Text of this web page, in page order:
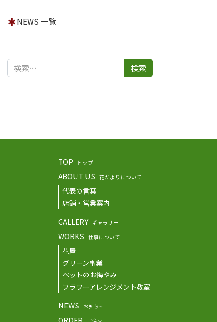
NEWS 一覧
検索:
TOP トップ
ABOUT US 花だよりについて
代表の言葉
店舗・営業案内
GALLERY ギャラリー
WORKS 仕事について
花屋
グリーン事業
ペットのお悔やみ
フラワーアレンジメント教室
NEWS お知らせ
ORDER